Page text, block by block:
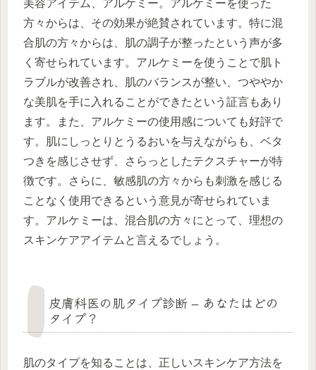
美容アイテム、アルケミー。アルケミーを使った
方々からは、その効果が絶賛されています。特に混
合肌の方々からは、肌の調子が整ったという声が多
く寄せられています。アルケミーを使うことで肌ト
ラブルが改善され、肌のバランスが整い、つややか
な美肌を手に入れることができたという証言もあり
ます。また、アルケミーの使用感についても好評で
す。肌にしっとりとうるおいを与えながらも、ベタ
つきを感じさせず、さらっとしたテクスチャーが特
徴です。さらに、敏感肌の方々からも刺激を感じる
ことなく使用できるという意見が寄せられていま
す。アルケミーは、混合肌の方々にとって、理想の
スキンケアアイテムと言えるでしょう。
皮膚科医の肌タイプ診断 – あなたはどの
タイプ？
肌のタイプを知ることは、正しいスキンケア方法を